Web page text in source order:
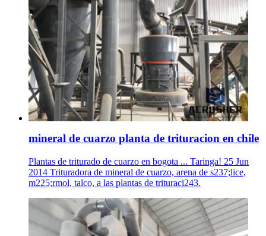
mineral de cuarzo planta de trituracion en chile
Plantas de triturado de cuarzo en bogota ... Taringa! 25 Jun
2014 Trituradora de mineral de cuarzo, arena de s237;lice,
m225;rmol, talco, a las plantas de trituraci243.